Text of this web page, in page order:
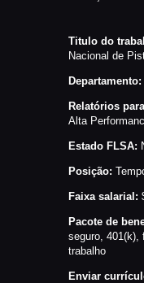
NORMAS
TIRE
AQUI
RANKING
ESTATUTO
PARCEIROS
MANEJO
TROCAS E
Titulo do
Nacional de
Departamento:
Relatórios
Alta
Estado FLSA:
Posição:
Faixa salarial:
Pacote de
seguro, 401(k),
trabalho
Enviar